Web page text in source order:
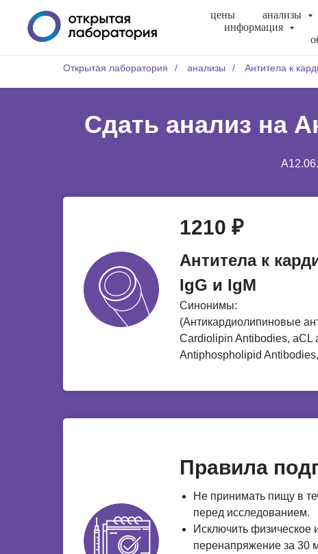
цены анализы
информация
Открытая лаборатория / анализы / Антитела к
Сдать анализ на
1210 ₽
Антитела к
IgG и IgM
Синонимы:
(Антикардиолипиновые
Cardiolipin Antibodies, aCL
Antiphospholipid
Правила
Не принимать пищу в
перед исследованием.
Исключить физическое
перенапряжение за 30